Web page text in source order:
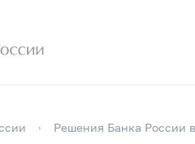
Решения Банка России